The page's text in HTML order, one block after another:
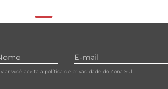
você aceita a política de privacidade do Zona Sul